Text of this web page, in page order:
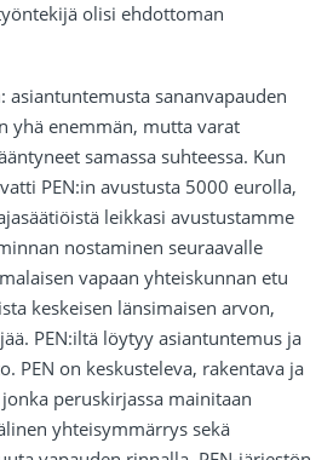
olisi ehdottoman
sananvapauden
yhä enemmän, mutta varat
samassa suhteessa. Kun
PEN:in avustusta 5000 eurolla,
leikkasi avustustamme
nostaminen seuraavalle
vapaan yhteiskunnan etu
keskeisen länsimaisen arvon,
PEN:iltä löytyy asiantuntemus ja
PEN on keskusteleva, rakentava ja
peruskirjassa mainitaan
yhteisymmärrys sekä